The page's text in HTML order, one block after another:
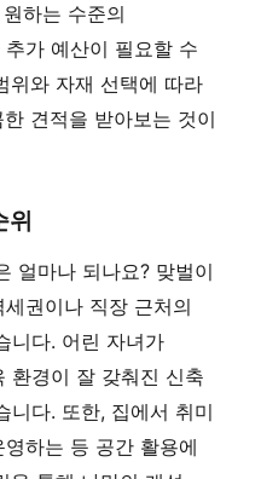
하는 수준의
가 예산이 필요할 수
위와 자재 선택에 따라
견적을 받아보는 것이
위
얼마나 되나요? 맞벌이
권이나 직장 근처의
니다. 어린 자녀가
환경이 잘 갖춰진 신축
니다. 또한, 집에서 취미
하는 등 공간 활용에